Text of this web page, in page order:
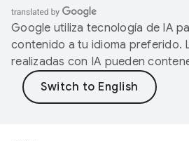
Google utiliza tecnología de IA
contenido a tu idioma preferido.
realizadas con IA pueden